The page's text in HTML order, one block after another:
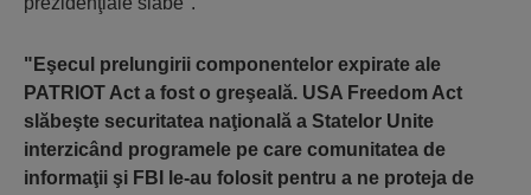
"Eşecul prelungirii componentelor expirate ale
PATRIOT Act a fost o greşeală. USA Freedom Act
slăbeşte securitatea naţională a Statelor Unite
interzicând programele pe care comunitatea de
informaţii şi FBI le-au folosit pentru a ne proteja de